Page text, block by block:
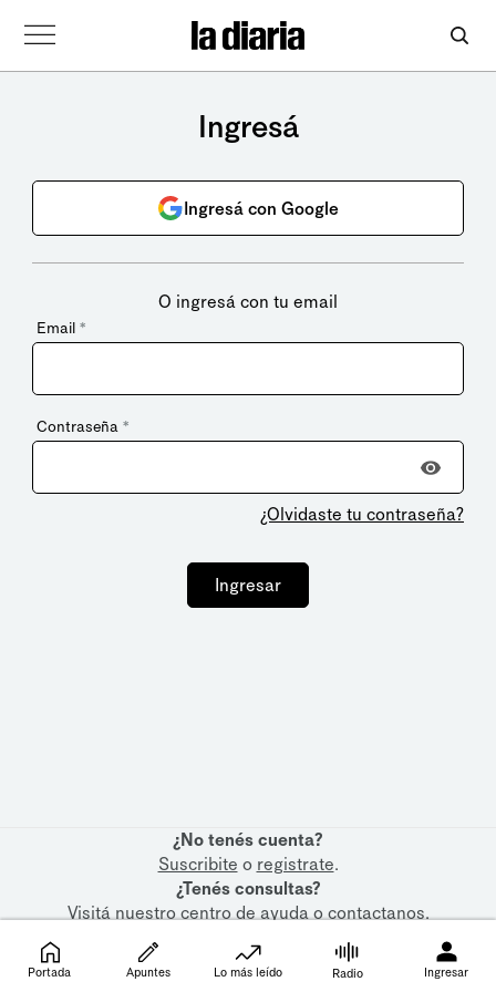
Ingresá
Ingresá con Google
O ingresá con tu email
Email *
Contraseña *
¿Olvidaste tu contraseña?
Ingresar
¿No tenés cuenta?
Suscribite o registrate.
¿Tenés consultas?
Visitá nuestrocentro de ayudaocontactanos.
Portada Apuntes Lo más leído Radio Ingresar